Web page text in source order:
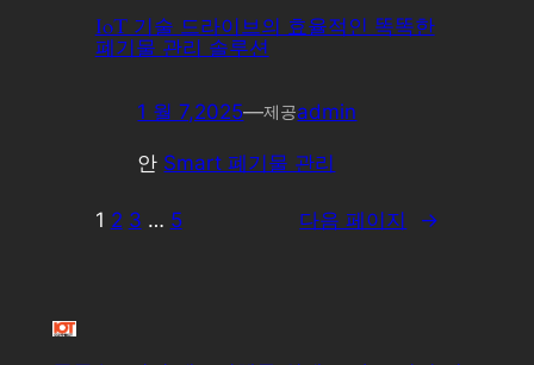
IoT 기술 드라이브의 효율적인 똑똑한
폐기물 관리 솔루션
1 월 7,2025—제공admin
안 Smart 폐기물 관리
1 2 3 … 5 다음 페이지 →